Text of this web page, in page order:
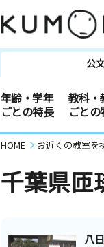
公
年齢・学年
ごとの特長
教科・
ごとの
HOME お近くの教室を
千葉県匝
八